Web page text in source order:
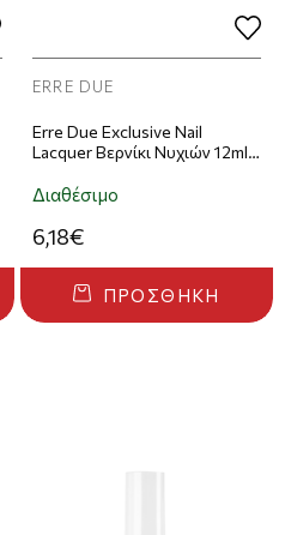
ERRE DUE
Erre Due Exclusive Nail
Lacquer Βερνίκι Νυχιών 12ml –
Διαθέσιμο
6,18€
ΠΡΟΣΘΉΚΗ